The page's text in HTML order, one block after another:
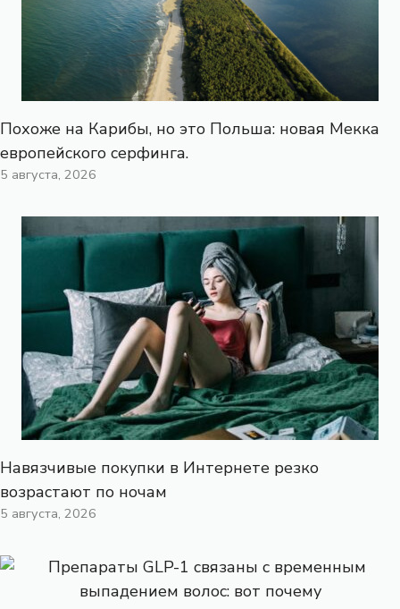
Похоже на Карибы, но это Польша: новая Мекка
европейского серфинга.
5 августа, 2026
Навязчивые покупки в Интернете резко
возрастают по ночам
5 августа, 2026